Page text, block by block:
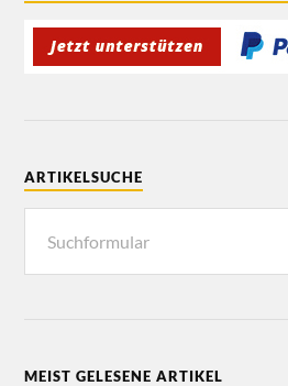
ARTIKELSUCHE
MEIST GELESENE ARTIKEL